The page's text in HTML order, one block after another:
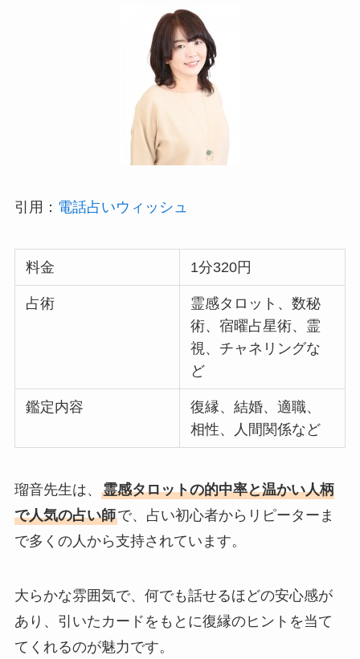
引用： 電話占いウィッシュ
料金 1分320円
占術
霊感タロット、数秘
術、宿曜占星術、霊
視、チャネリングな
ど
鑑定内容
復縁、結婚、適職、
相性、人間関係など
瑠音先生は、 霊感タロットの的中率と温かい人柄
で人気の占い師で、占い初心者からリピーターま
で多くの人から支持されています。
大らかな雰囲気で、何でも話せるほどの安心感が
あり、引いたカードをもとに復縁のヒントを当て
てくれるのが魅力です。